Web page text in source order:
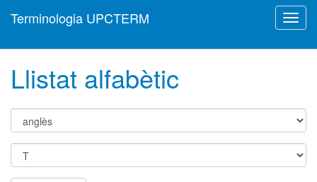
Terminologia UPCTERM
Llistat alfabètic